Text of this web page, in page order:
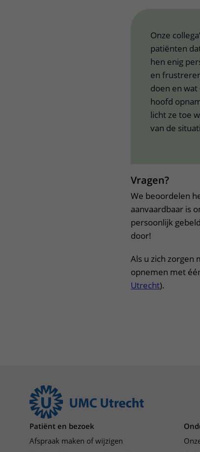
Onze
patiënten
hen enig
en
doen en
hoofd
licht ze toe
van de
Vragen?
We beoordelen
aanvaardbaar is
persoonlijk
door!
Als u zich zorgen
opnemen met
Utrecht).
Patiënt en bezoek
Afspraak maken of wijzigen